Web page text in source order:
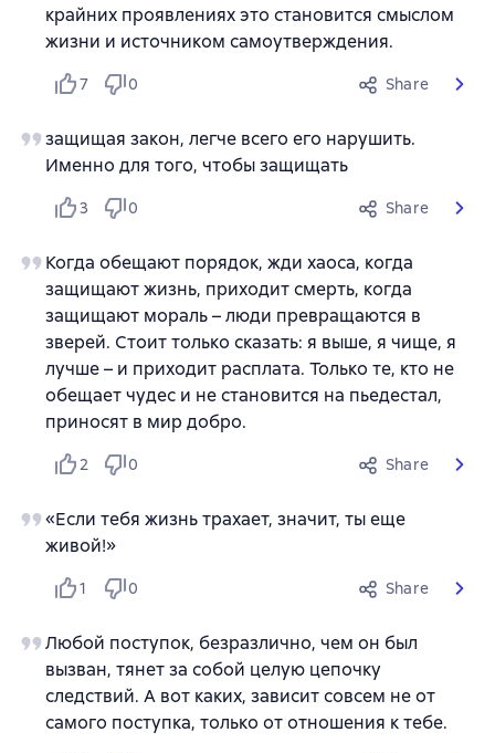
крайних проявлениях это становится смыслом
жизни и источником самоутверждения.
7 0 Share
защищая закон, легче всего его нарушить.
Именно для того, чтобы защищать
3 0 Share
Когда обещают порядок, жди хаоса, когда
защищают жизнь, приходит смерть, когда
защищают мораль – люди превращаются в
зверей. Стоит только сказать: я выше, я чище, я
лучше – и приходит расплата. Только те, кто не
обещает чудес и не становится на пьедестал,
приносят в мир добро.
2 0 Share
«Если тебя жизнь трахает, значит, ты еще
живой!»
1 0 Share
Любой поступок, безразлично, чем он был
вызван, тянет за собой целую цепочку
следствий. А вот каких, зависит совсем не от
самого поступка, только от отношения к тебе.